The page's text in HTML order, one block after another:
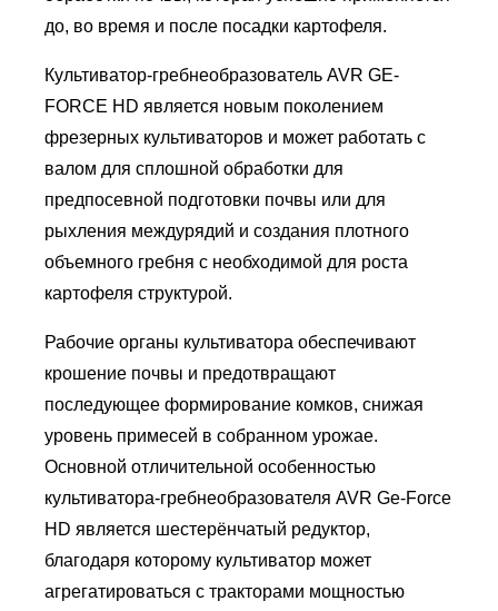
до, во время и после посадки картофеля.
Культиватор-гребнеобразователь AVR GE-
FORCE HD является новым поколением
фрезерных культиваторов и может работать с
валом для сплошной обработки для
предпосевной подготовки почвы или для
рыхления междурядий и создания плотного
объемного гребня с необходимой для роста
картофеля структурой.
Рабочие органы культиватора обеспечивают
крошение почвы и предотвращают
последующее формирование комков, снижая
уровень примесей в собранном урожае.
Основной отличительной особенностью
культиватора-гребнеобразователя AVR Ge-Force
HD является шестерёнчатый редуктор,
благодаря которому культиватор может
агрегатироваться с тракторами мощностью